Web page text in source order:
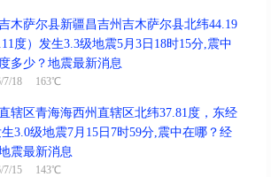
忌 出行、赴任、纳财
冲 兔 煞东
戌时(19:00-20:59)
庚戌时 19:00 - 20:59
木萨尔县新疆昌吉州吉木萨尔县北纬44.19
度）发生3.3级地震5月3日18时15分,震中
多少？地震最新消息
7/18 163℃
辖区青海海西州直辖区北纬37.81度，东经
3.0级地震7月15日7时59分,震中在哪？经
震最新消息
7/15 143℃